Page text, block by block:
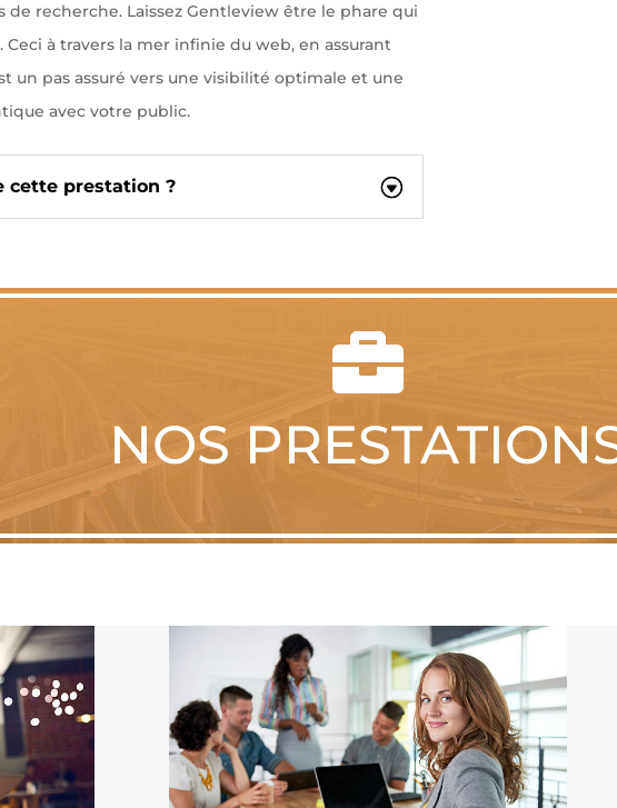
de recherche. Laissez Gentleview être le phare qui
à travers la mer infinie du web, en assurant
un pas assuré vers une visibilité optimale et une
avec votre public.
cette prestation ?

NOS